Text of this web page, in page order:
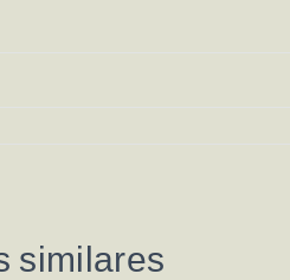
similares